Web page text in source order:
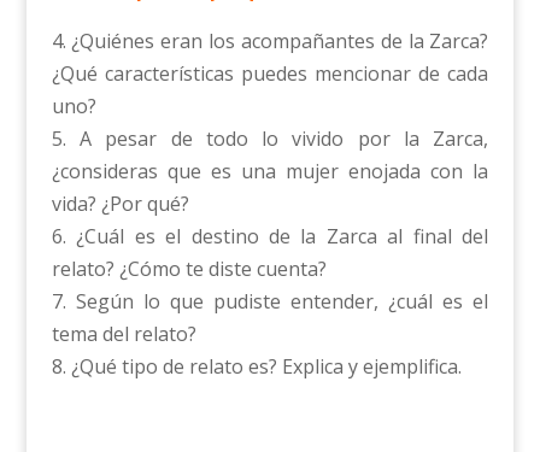
4. ¿Quiénes eran los acompañantes de la Zarca?
¿Qué características puedes mencionar de cada
uno?
5. A pesar de todo lo vivido por la Zarca,
¿consideras que es una mujer enojada con la
vida? ¿Por qué?
6. ¿Cuál es el destino de la Zarca al final del
relato? ¿Cómo te diste cuenta?
7. Según lo que pudiste entender, ¿cuál es el
tema del relato?
8. ¿Qué tipo de relato es? Explica y ejemplifica.